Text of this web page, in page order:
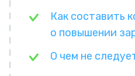
Как составить
о повышении
О чем не